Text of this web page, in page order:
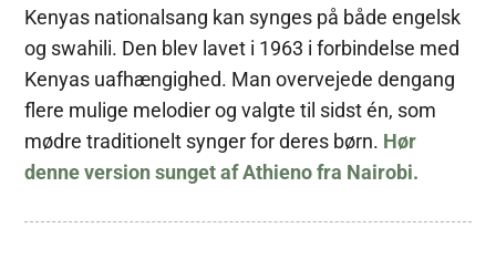
Kenyas nationalsang kan synges på både engelsk
og swahili. Den blev lavet i 1963 i forbindelse med
Kenyas uafhængighed. Man overvejede dengang
flere mulige melodier og valgte til sidst én, som
mødre traditionelt synger for deres børn. Hør
denne version sunget af Athieno fra Nairobi.